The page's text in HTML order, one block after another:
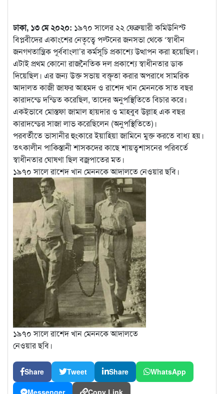
ঢাকা, ১৩ মে ২০২০: ১৯৭০ সালের ২২ ফেব্রুয়ারী কমিউনিস্ট
বিপ্লবীদের একাংশের নেতৃত্বে পল্টনের জনসভা থেকে ‘স্বাধীন
জনগণতান্ত্রিক পূর্ববাংলা’র কর্মসূচি প্রকাশ্যে উত্থাপন করা হয়েছিল।
এটাই প্রথম কোনোরাজনৈতিক দল প্রকাশ্যে স্বাধীনতার ডাক
দিয়েছিল। এর জন্য উক্ত সভায় বক্তৃতা করার অপরাধে সামরিক
আদালত কাজী জাফর আহমদ ও রাশেদ খান মেননকে সাত বছর
কারাদন্ডে দন্ডিত করেছিল, তাদের অনুপস্থিতিতে বিচার করে।
একইভাবে মোস্তফা জামাল হায়দার ও মাহবুব উল্লাহ এক বছর
কারাদন্ডের সাজা লাভ করেছিলেন (অনুপস্থিতিতে)।
পরবর্তীতে ভাসানীর হুংকারে ইয়াহিয়া জামিনে মুক্ত করতে বাধ্য হয়।
তৎকালীন পাকিস্তানী শাসকদের কাছে শায়ত্বশাসনের পরিবর্তে
স্বাধীনতার ঘোষণা ছিল বজ্রপাতের মত।
১৯৭০ সালে রাশেদ খান মেননকে আদালতে নেওয়ার ছবি।
১৯৭০ সালে রাশেদ খান মেননকে আদালতে
নেওয়ার ছবি।
Share Tweet Share WhatsApp
Messenger Copy Link